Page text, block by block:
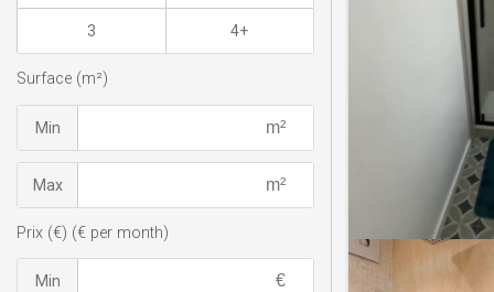
3 4+
Surface (m²)
Min
Max
Prix (€) (€ per month)
Min